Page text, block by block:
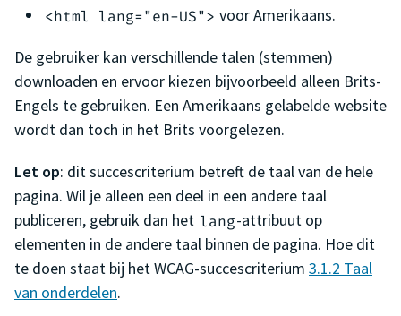
<html lang="en-US"> voor Amerikaans.
De gebruiker kan verschillende talen (stemmen)
downloaden en ervoor kiezen bijvoorbeeld alleen Brits-
Engels te gebruiken. Een Amerikaans gelabelde website
wordt dan toch in het Brits voorgelezen.
Let op: dit succescriterium betreft de taal van de hele
pagina. Wil je alleen een deel in een andere taal
publiceren, gebruik dan het lang-attribuut op
elementen in de andere taal binnen de pagina. Hoe dit
te doen staat bij het WCAG-succescriterium 3.1.2 Taal
van onderdelen.